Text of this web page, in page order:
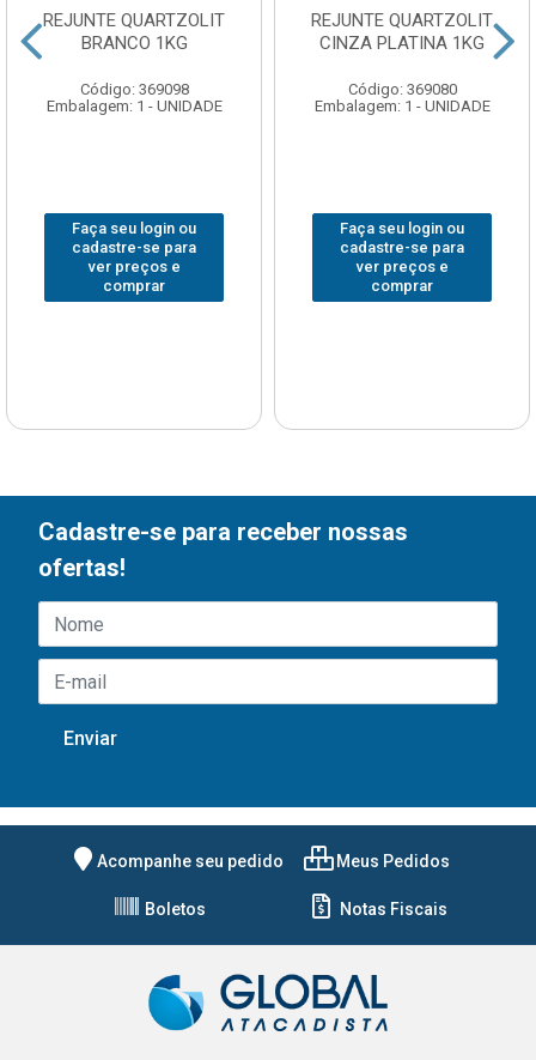
REJUNTE QUARTZOLIT
BRANCO 1KG
Código: 369098
Embalagem: 1 - UNIDADE
Faça seu login ou
cadastre-se para
ver preços e
comprar
REJUNTE QUARTZOLIT
CINZA PLATINA 1KG
Código: 369080
Embalagem: 1 - UNIDADE
Faça seu login ou
cadastre-se para
ver preços e
comprar
Cadastre-se para receber nossas
ofertas!
Acompanhe seu pedido Meus Pedidos
Boletos Notas Fiscais